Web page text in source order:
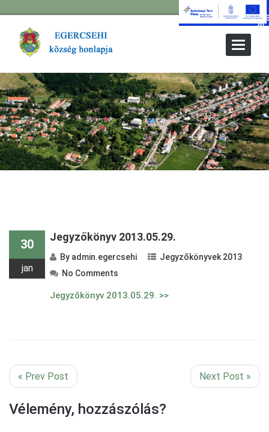
Toggle
30
jan
Jegyzőkönyv 2013.05.29.
By admin.egercsehi
Jegyzőkönyvek 2013
No Comments
Jegyzőkönyv 2013.05.29. >>
« Prev Post Next Post »
Vélemény, hozzászólás?